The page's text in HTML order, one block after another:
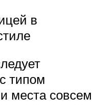
в
типом
места совсем